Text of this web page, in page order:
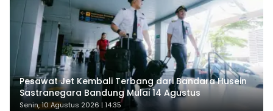
Pesawat Jet Kembali Terbang dari Bandara Husein
Sastranegara Bandung Mulai 14 Agustus
Senin, 10 Agustus 2026 | 14:35